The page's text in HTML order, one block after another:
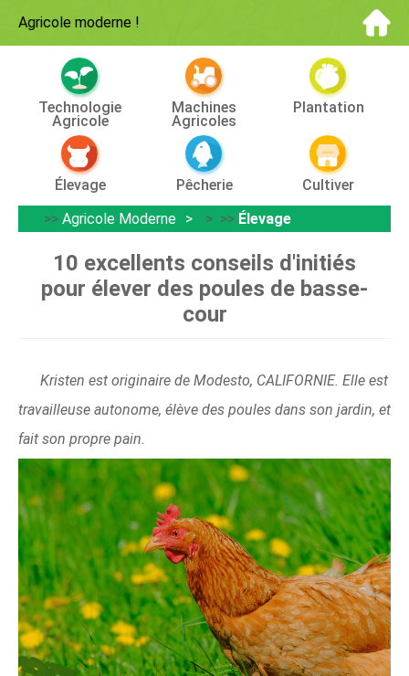
Agricole moderne !
Technologie
Agricole
Machines
Agricoles
Plantation
Élevage Pêcherie
Cultiver
>> Agricole Moderne > >> Élevage
10 excellents conseils d'initiés
pour élever des poules de basse-
cour
Kristen est originaire de Modesto, CALIFORNIE. Elle est
travailleuse autonome, élève des poules dans son jardin, et
fait son propre pain.